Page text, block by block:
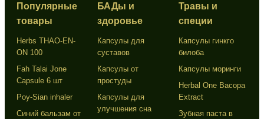
Популярные
товары
Herbs THAO-EN-
ON 100
Fah Talai Jone
Capsule 6 шт
Poy-Sian inhaler
Синий бальзам от
БАДы и
здоровье
Капсулы для
суставов
Капсулы от
простуды
Капсулы для
улучшения сна
Травы и
специи
Капсулы гинкго
билоба
Капсулы моринги
Herbal One Bacopa
Extract
Зубная паста в